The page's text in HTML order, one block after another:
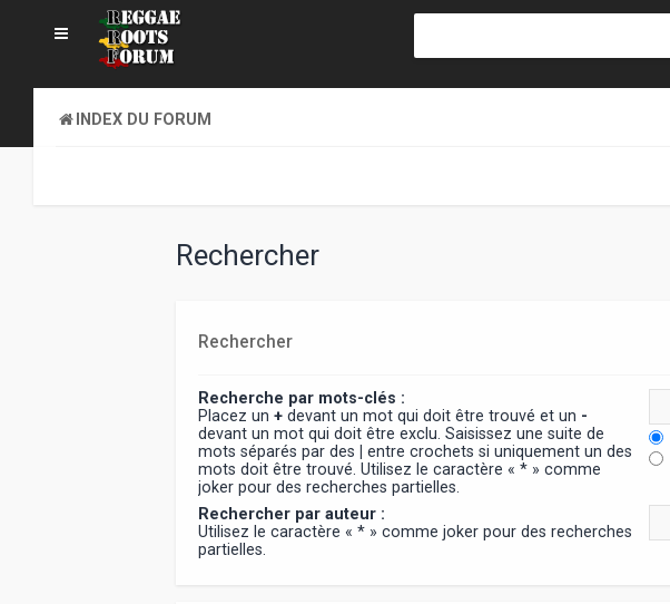
INDEX DU FORUM
Rechercher
Rechercher
Recherche par mots-clés :
Placez un+ devant un mot qui doit être trouvé et un -
devant un mot qui doit être exclu. Saisissez une suite de
mots séparés par des| entre crochets si uniquement un des
mots doit être trouvé. Utilisez le caractère « * » comme
joker pour des recherches partielles.
Rechercher par auteur :
Utilisez le caractère « * » comme joker pour des recherches
partielles.